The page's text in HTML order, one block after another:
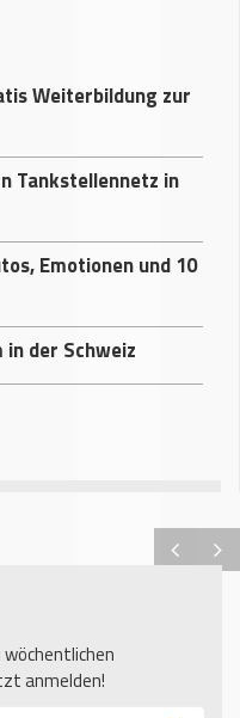
Weiterbildung zur
Tankstellennetz in
Emotionen und 10
der Schweiz
anmelden!